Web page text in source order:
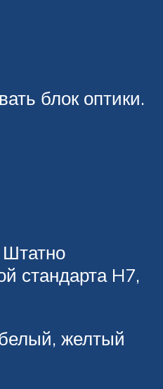
блок оптики.
стандарта H7,
желтый